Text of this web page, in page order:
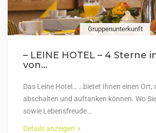
Gruppenunterkunft
– LEINE HOTEL – 4 Sterne
von...
Das Leine Hotel… …bietet Ihnen einen Ort,
abschalten und auftanken können. Wo
sowie Lebensfreude…
Details anzeigen